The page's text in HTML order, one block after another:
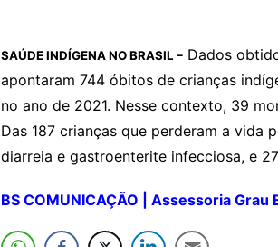
SAÚDE INDÍGENA NO BRASIL – Dados
apontaram 744 óbitos de crianças
no ano de 2021. Nesse contexto, 39
Das 187 crianças que perderam a vida
diarreia e gastroenterite infecciosa, e
BS COMUNICAÇÃO | Assessoria Grau